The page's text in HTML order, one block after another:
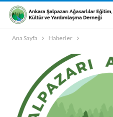
Ana Sayfa Haberler